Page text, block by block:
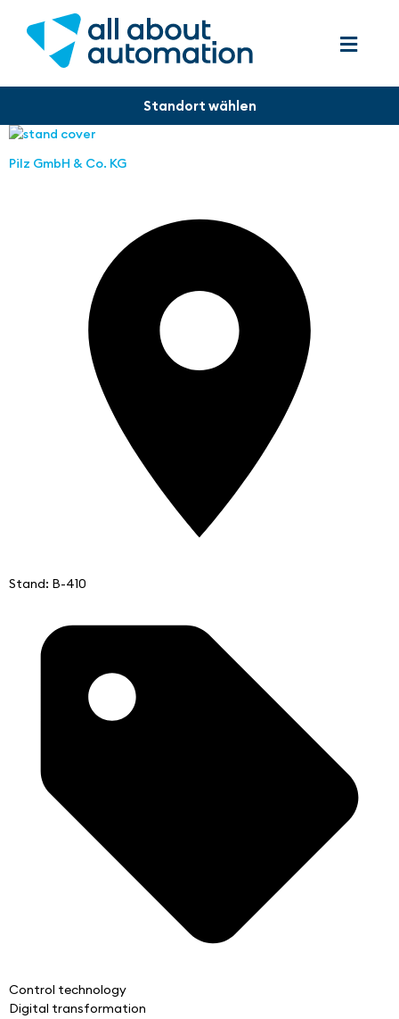
Pilz GmbH & Co. KG
Stand: B-410
Control technology
Digital transformation